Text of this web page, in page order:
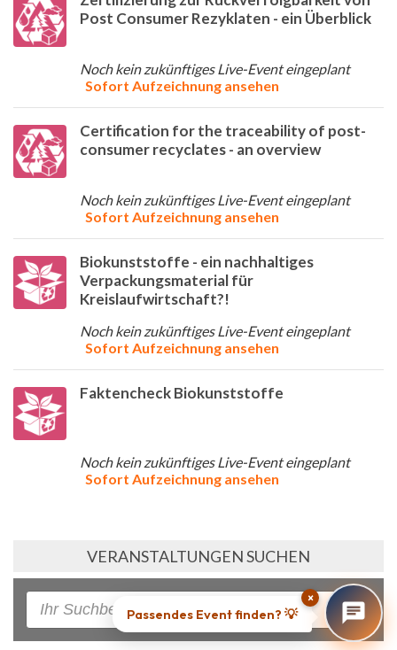
Post Consumer Rezyklaten - ein Überblick
Noch kein zukünftiges Live-Event eingeplant
Sofort Aufzeichnung ansehen
Certification for the traceability of post-
consumer recyclates - an overview
Noch kein zukünftiges Live-Event eingeplant
Sofort Aufzeichnung ansehen
Biokunststoffe - ein nachhaltiges
Verpackungsmaterial für
Kreislaufwirtschaft?!
Noch kein zukünftiges Live-Event eingeplant
Sofort Aufzeichnung ansehen
Faktencheck Biokunststoffe
Noch kein zukünftiges Live-Event eingeplant
Sofort Aufzeichnung ansehen
VERANSTALTUNGEN SUCHEN
×
Passendes Event finden? 💡